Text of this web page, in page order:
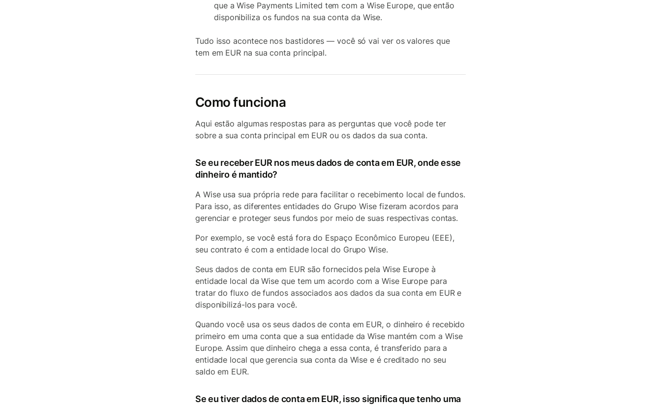
que a Wise Payments Limited tem com a Wise Europe, que então
disponibiliza os fundos na sua conta da Wise.
Tudo isso acontece nos bastidores — você só vai ver os valores que
tem em EUR na sua conta principal.
Como funciona
Aqui estão algumas respostas para as perguntas que você pode ter
sobre a sua conta principal em EUR ou os dados da sua conta.
Se eu receber EUR nos meus dados de conta em EUR, onde esse
dinheiro é mantido?
A Wise usa sua própria rede para facilitar o recebimento local de fundos.
Para isso, as diferentes entidades do Grupo Wise fizeram acordos para
gerenciar e proteger seus fundos por meio de suas respectivas contas.
Por exemplo, se você está fora do Espaço Econômico Europeu (EEE),
seu contrato é com a entidade local do Grupo Wise.
Seus dados de conta em EUR são fornecidos pela Wise Europe à
entidade local da Wise que tem um acordo com a Wise Europe para
tratar do fluxo de fundos associados aos dados da sua conta em EUR e
disponibilizá-los para você.
Quando você usa os seus dados de conta em EUR, o dinheiro é recebido
primeiro em uma conta que a sua entidade da Wise mantém com a Wise
Europe. Assim que dinheiro chega a essa conta, é transferido para a
entidade local que gerencia sua conta da Wise e é creditado no seu
saldo em EUR.
Se eu tiver dados de conta em EUR, isso significa que tenho uma